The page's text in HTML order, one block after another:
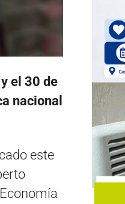
el 30 de
nacional
este